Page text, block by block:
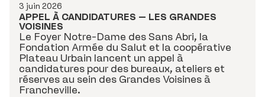
3 juin 2026
APPEL À CANDIDATURES – LES GRANDES
VOISINES
Le Foyer Notre-Dame des Sans Abri, la
Fondation Armée du Salut et la coopérative
Plateau Urbain lancent un appel à
candidatures pour des bureaux, ateliers et
réserves au sein des Grandes Voisines à
Francheville.